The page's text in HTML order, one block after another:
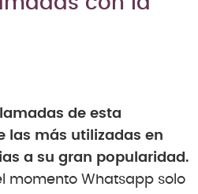
de esta
las más utilizadas en
a su gran popularidad.
momento Whatsapp solo